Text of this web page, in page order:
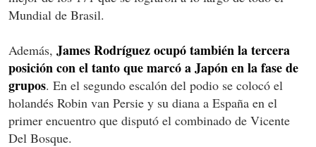
Mundial de Brasil.
Además, James Rodríguez ocupó también la tercera
posición con el tanto que marcó a Japón en la fase de
grupos. En el segundo escalón del podio se colocó el
holandés Robin van Persie y su diana a España en el
primer encuentro que disputó el combinado de Vicente
Del Bosque.